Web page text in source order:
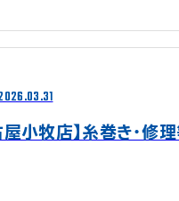
屋小牧店】糸巻き・